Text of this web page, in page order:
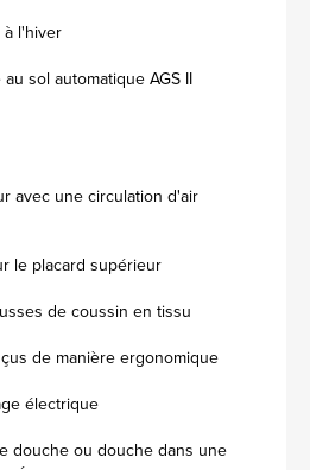
à l'hiver
sol automatique AGS II
avec une circulation d'air
le placard supérieur
de coussin en tissu
de manière ergonomique
électrique
douche ou douche dans une